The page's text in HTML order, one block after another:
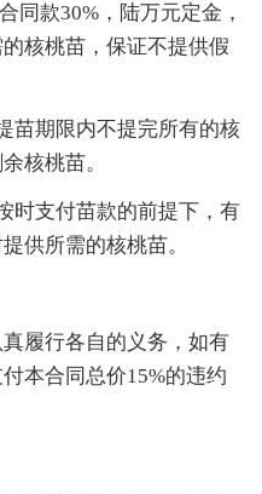
同款30%，陆万元定金，
核桃苗，保证不提供假
苗期限内不提完所有的核
核桃苗。
时支付苗款的前提下，有
供所需的核桃苗。
履行各自的义务，如有
本合同总价15%的违约